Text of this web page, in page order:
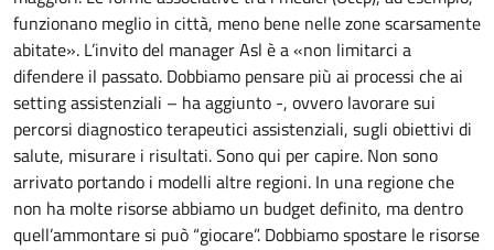
funzionano meglio in città, meno bene nelle zone scarsamente
abitate». L’invito del manager Asl è a «non limitarci a
difendere il passato. Dobbiamo pensare più ai processi che ai
setting assistenziali – ha aggiunto -, ovvero lavorare sui
percorsi diagnostico terapeutici assistenziali, sugli obiettivi di
salute, misurare i risultati. Sono qui per capire. Non sono
arrivato portando i modelli altre regioni. In una regione che
non ha molte risorse abbiamo un budget definito, ma dentro
quell’ammontare si può “giocare”. Dobbiamo spostare le risorse